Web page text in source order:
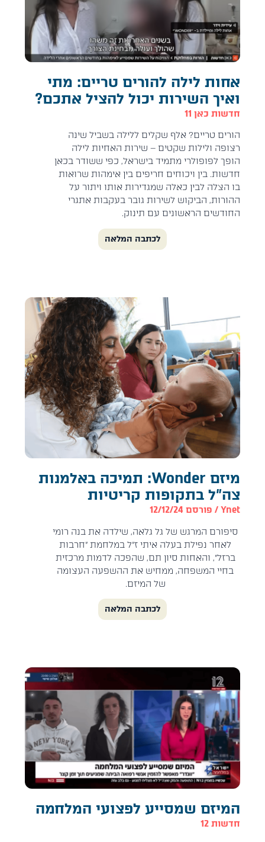
אחות לילה להורים טריים: מתי
ואיך השירות יכול להציל אתכם?
חדשות כאן 11
‎הורים טריים? אלף שקלים ללילה בשביל שינה
רצופה ולילות שקטים – שירות האחיות לילה
הופך לפופולרי מתמיד בישראל, כפי ששודר בכאן
חדשות. בין ויכוחים חריפים בין אימהות שרואות
בו הצלה לבין כאלה שמגדירות אותו ויתור על
ההורות, הביקוש לשירות גובר בעקבות אתגרי
החודשים הראשונים עם תינוק.
לכתבה המלאה
מיזם Wonder: תמיכה באלמנות
צה"ל בתקופות קריטיות
Ynet / פורסם 12/12/24
סיפורם המרגש של גל גלאה, שילדה את בנה רומי
לאחר נפילת בעלה איתי ז"ל במלחמת "חרבות
ברזל", והאחות סיון תם, שהפכה לדמות מרכזית
בחיי המשפחה, ממחיש את ההשפעה העצומה
של המיזם.
לכתבה המלאה
המיזם שמסייע לפצועי המלחמה
חדשות 12